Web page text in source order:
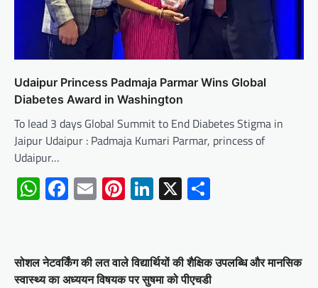
Udaipur Princess Padmaja Parmar Wins Global
Diabetes Award in Washington
To lead 3 days Global Summit to End Diabetes Stigma in
Jaipur Udaipur : Padmaja Kumari Parmar, princess of
Udaipur…
WhatsApp
Facebook
EmailPinterest
LinkedIn
X
सोशल नेटवर्किंग की लत वाले विद्यार्थियों की शैक्षिक उपलब्धि और मानसिक
स्वास्थ्य का अध्ययन विषयक पर सुषमा को पीएचडी